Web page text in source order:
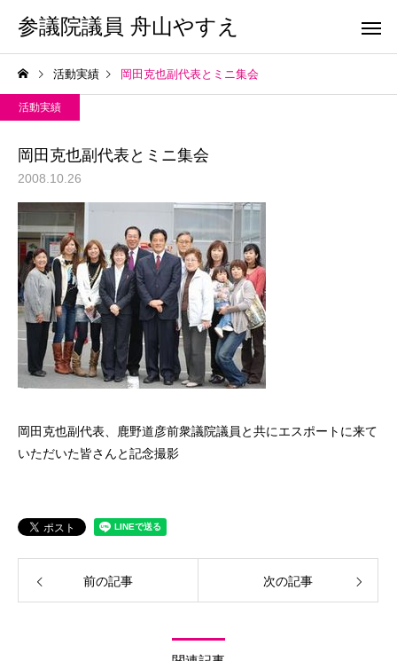
参議院議員 舟山やすえ
活動実績 岡田克也副代表とミニ集会
活動実績
岡田克也副代表とミニ集会
2008.10.26
岡田克也副代表、鹿野道彦前衆議院議員と共にエスポートに来て
いただいた皆さんと記念撮影
前の記事 次の記事